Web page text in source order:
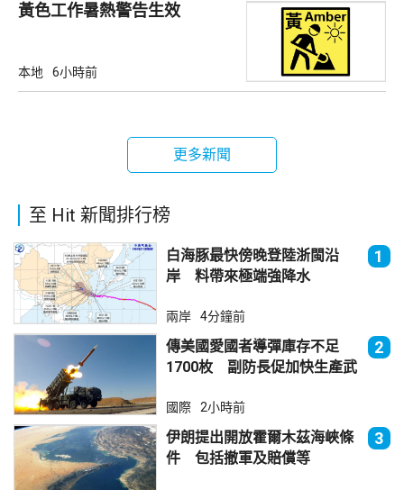
黃色工作暑熱警告生效
本地 6小時前
更多新聞
至 Hit 新聞排行榜
白海豚最快傍晚登陸浙閩沿
岸 料帶來極端強降水
1
兩岸 4分鐘前
傳美國愛國者導彈庫存不足
1700枚 副防長促加快生產武
2
國際 2小時前
伊朗提出開放霍爾木茲海峽條
件 包括撤軍及賠償等
3